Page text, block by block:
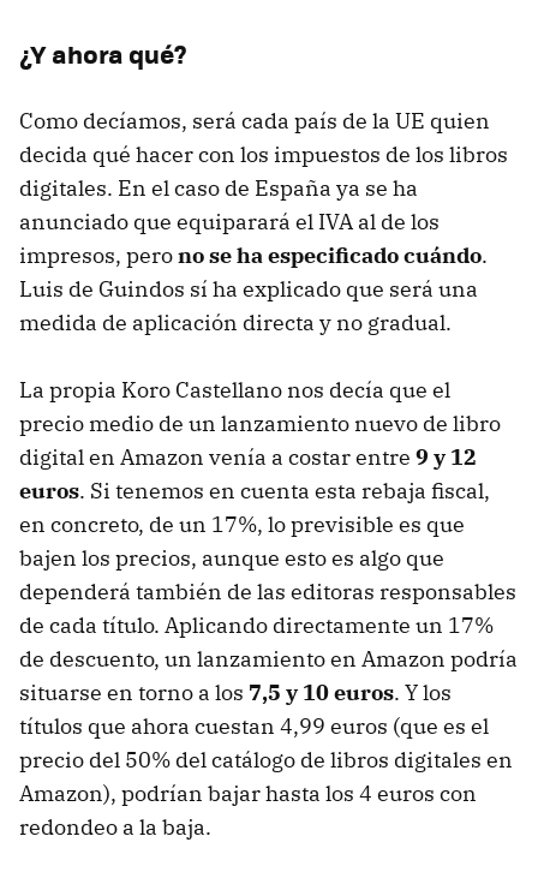
¿Y ahora qué?
Como decíamos, será cada país de la UE quien
decida qué hacer con los impuestos de los libros
digitales. En el caso de España ya se ha
anunciado que equiparará el IVA al de los
impresos, perono se ha especificado cuándo.
Luis de Guindos sí ha explicado que será una
medida de aplicación directa y no gradual.
La propia Koro Castellano nos decía que el
precio medio de un lanzamiento nuevo de libro
digital en Amazon venía a costar entre 9 y 12
euros. Si tenemos en cuenta esta rebaja fiscal,
en concreto, de un 17%, lo previsible es que
bajen los precios, aunque esto es algo que
dependerá también de las editoras responsables
de cada título. Aplicando directamente un 17%
de descuento, un lanzamiento en Amazon podría
situarse en torno a los 7,5 y 10 euros. Y los
títulos que ahora cuestan 4,99 euros (que es el
precio del 50% del catálogo de libros digitales en
Amazon), podrían bajar hasta los 4 euros con
redondeo a la baja.